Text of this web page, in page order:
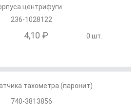
центрифуги
236-1028122
4,10 ₽ 0 шт.
тахометра (паронит)
740-3813856